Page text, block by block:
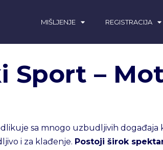
MIŠLJENJE REGISTRACIJA
–
sa mnogo uzbudljivih
i za klađenje. Postoji širok